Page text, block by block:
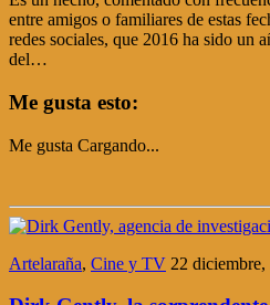
entre amigos o familiares de estas
redes sociales, que 2016 ha sido un
del…
Me gusta esto:
Me gusta Cargando...
Artelaraña, Cine y TV 22 diciembre,